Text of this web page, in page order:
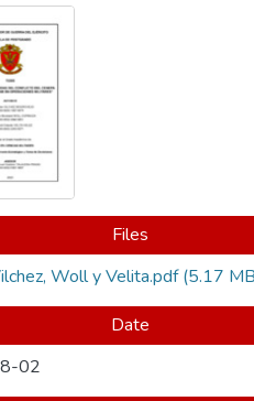
Files
Woll y Velita.pdf(5.17
Date
02